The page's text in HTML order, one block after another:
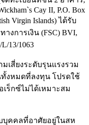
Cay II, P.O. Box
Virgin Islands) ได้รับ
งการเงิน (FSC) BVI,
13/1063
เสี่ยงระดับรุนแรงรวม
ทั้งหมดที่ลงทุน โปรดใช้
ร็กซ์ไม่ได้เหมาะสม
บุคคลที่อาศัยอยู่ในสห